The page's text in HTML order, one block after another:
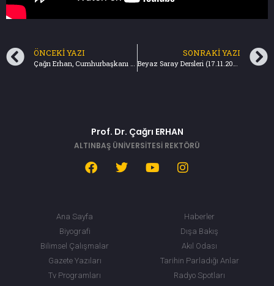
ÖNCEKI YAZI
Çağrı Erhan, Cumhurbaşkanı Erdoğan ve Trump Görüşmesinin Detaylarını TV Net’te Anlattı (14.11.2019)
SONRAKI YAZI
Beyaz Saray Dersleri (17.11.2019) Türkiye Gazetesi
Prof. Dr. Çağrı ERHAN
ALTINBAŞ ÜNİVERSİTESİ REKTÖRÜ
Ana Sayfa
Biyografi
Bilimsel Çalışmalar
Gazete Yazıları
Tv Programları
Haberler
Dışa Bakış
Akıl Odası
Tarihin Parladığı Anlar
Radyo Spotları